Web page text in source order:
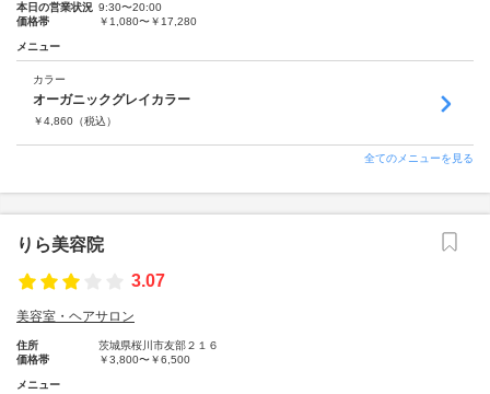
本日の営業状況 9:30〜20:00
価格帯
￥1,080〜￥17,280
メニュー
カラー
オーガニックグレイカラー
￥4,860 （税込）
全てのメニューを見る
りら美容院
3.07
美容室・ヘアサロン
住所
茨城県桜川市友部２１６
価格帯
￥3,800〜￥6,500
メニュー